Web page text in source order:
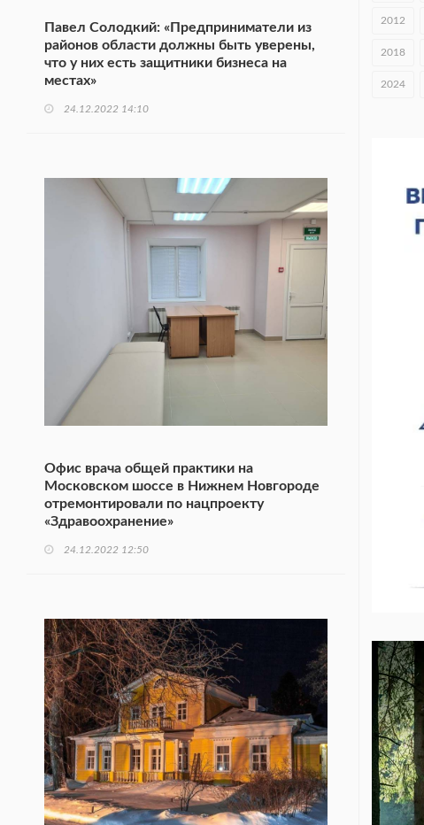
Павел Солодкий: «Предприниматели из
районов области должны быть уверены,
что у них есть защитники бизнеса на
местах»
24.12.2022 14:10
Офис врача общей практики на
Московском шоссе в Нижнем Новгороде
отремонтировали по нацпроекту
«Здравоохранение»
24.12.2022 12:50
В
2012
2018
2024